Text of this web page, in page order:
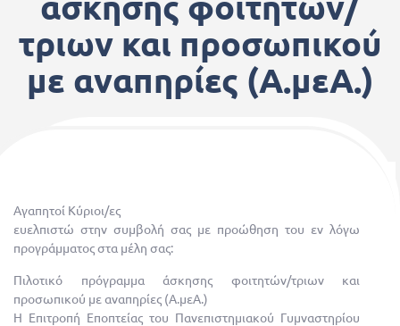
τριων και προσωπικού
με αναπηρίες (Α.μεΑ.)
Αγαπητοί Κύριοι/ες
ευελπιστώ στην συμβολή σας με προώθηση του εν λόγω
προγράμματος στα μέλη σας:
Πιλοτικό πρόγραμμα άσκησης φοιτητών/τριων και
προσωπικού με αναπηρίες (Α.μεΑ.)
H Επιτροπή Εποπτείας του Πανεπιστημιακού Γυμναστηρίου